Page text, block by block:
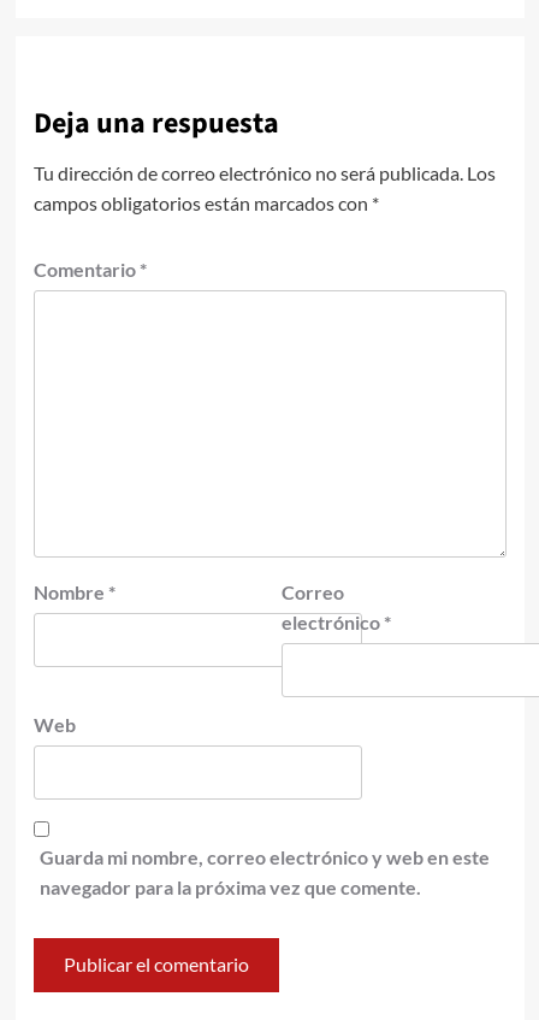
Deja una respuesta
Tu dirección de correo electrónico no será publicada. Los
campos obligatorios están marcados con *
Comentario *
Nombre *
Correo
electrónico *
Web
Guarda mi nombre, correo electrónico y web en este
navegador para la próxima vez que comente.